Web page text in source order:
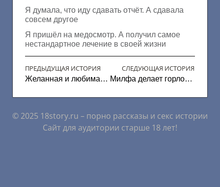
Я думала, что иду сдавать отчёт. А сдавала
совсем другое
Я пришёл на медосмотр. А получил самое
нестандартное лечение в своей жизни
ПРЕДЫДУЩАЯ ИСТОРИЯ
Желанная и любимая Катя
СЛЕДУЮЩАЯ ИСТОРИЯ
Милфа делает горловой минет
© 2025 18story.ru – порно рассказы и секс истории
Сайт для аудитории старше 18 лет!